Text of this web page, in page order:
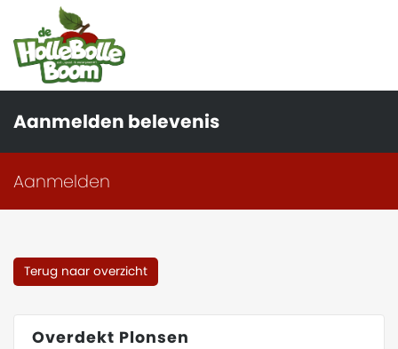
Aanmelden belevenis
Aanmelden
Terug naar overzicht
Overdekt Plonsen